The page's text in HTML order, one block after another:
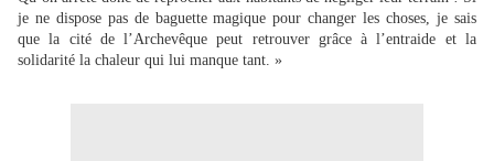
je ne dispose pas de baguette magique pour changer les choses, je sais
que la cité de l’Archevêque peut retrouver grâce à l’entraide et la
solidarité la chaleur qui lui manque tant. »